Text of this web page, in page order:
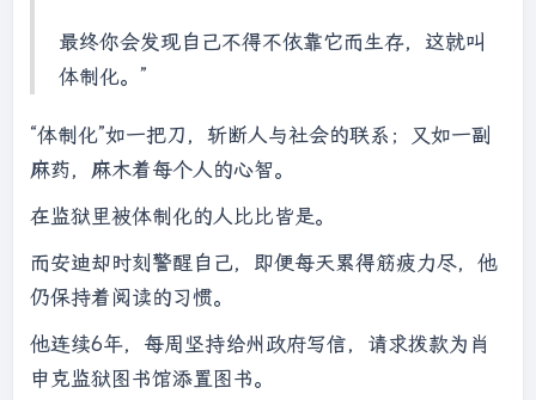
最终你会发现自己不得不依靠它而生存，这就叫
体制化。”
“体制化”如一把刀，斩断人与社会的联系；又如一副
麻药，麻木着每个人的心智。
在监狱里被体制化的人比比皆是。
而安迪却时刻警醒自己，即便每天累得筋疲力尽，他
仍保持着阅读的习惯。
他连续6年，每周坚持给州政府写信，请求拨款为肖
申克监狱图书馆添置图书。